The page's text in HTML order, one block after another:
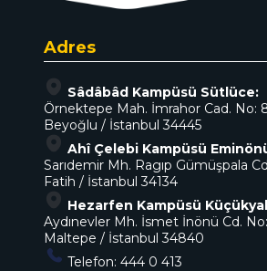
Adres
Sâdâbâd Kampüsü Sütlüce:
Örnektepe Mah. İmrahor Cad. No:
Beyoğlu / İstanbul 34445
Ahî Çelebi Kampüsü
Sarıdemir Mh. Ragıp Gümüşpala
Fatih / İstanbul 34134
Hezarfen Kampüsü
Aydınevler Mh. İsmet İnönü Cd.
Maltepe / İstanbul 34840
Telefon: 444 0 413